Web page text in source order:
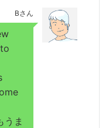
Bさん
うま